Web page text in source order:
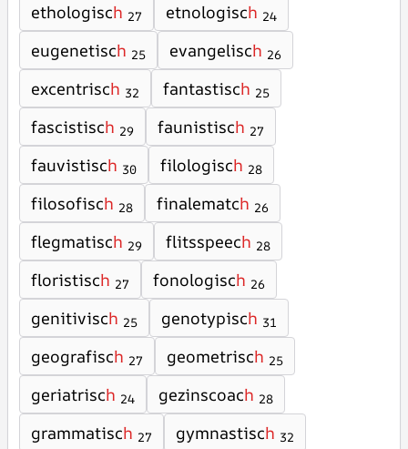
ethologisch 27 etnologisch 24
eugenetisch 25 evangelisch 26
excentrisch 32 fantastisch 25
fascistisch 29 faunistisch 27
fauvistisch 30 filologisch 28
filosofisch 28 finalematch 26
flegmatisch 29 flitsspeech 28
floristisch 27 fonologisch 26
genitivisch 25 genotypisch 31
geografisch 27 geometrisch 25
geriatrisch 24 gezinscoach 28
grammatisch 27 gymnastisch 32